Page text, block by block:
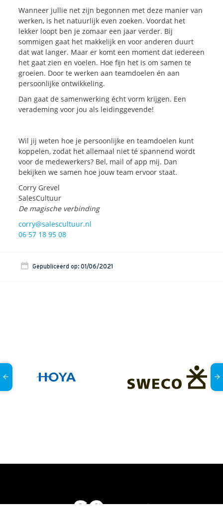
Wanneer jullie net zijn begonnen met deze manier van
werken, is het natuurlijk even zoeken. Voordat het
lekker loopt ben je zomaar een jaar verder. Bij
sommigen gaat het makkelijk en voor anderen duurt
dat wat langer. Maar er komt een moment dat iedereen
het gaat zien en voelen. Hoe fijn het is om samen te
groeien. Door te werken aan teamdoelen én aan
persoonlijke ontwikkeling.
Dan gaat de samenwerking écht vorm krijgen. Een
verademing voor jou als leidinggevende!
Wil jij weten hoe je persoonlijke en teamdoelen kunt
koppelen, zodat het allemaal niet té spannend wordt
voor de medewerkers? Bel, mail of app mij. Dan
bekijken we samen hoe jouw team ervoor staat.
Corry Grevel
SalesCultuur
De magische verbinding
corry@salescultuur.nl
06 57 18 95 08
Gepubliceerd op: 01/06/2021